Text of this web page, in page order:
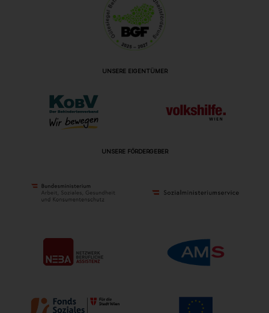
UNSERE EIGENTÜMER
UNSERE FÖRDERGEBER